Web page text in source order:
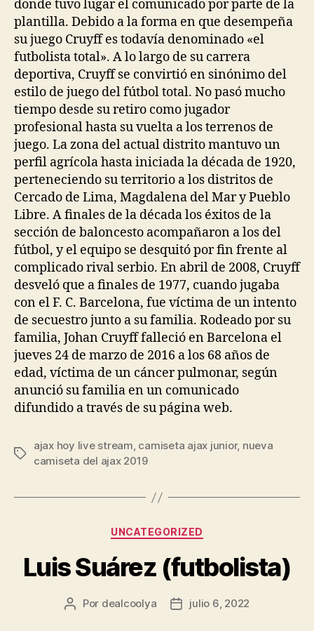
donde tuvo lugar el comunicado por parte de la
plantilla. Debido a la forma en que desempeña
su juego Cruyff es todavía denominado «el
futbolista total». A lo largo de su carrera
deportiva, Cruyff se convirtió en sinónimo del
estilo de juego del fútbol total. No pasó mucho
tiempo desde su retiro como jugador
profesional hasta su vuelta a los terrenos de
juego. La zona del actual distrito mantuvo un
perfil agrícola hasta iniciada la década de 1920,
perteneciendo su territorio a los distritos de
Cercado de Lima, Magdalena del Mar y Pueblo
Libre. A finales de la década los éxitos de la
sección de baloncesto acompañaron a los del
fútbol, y el equipo se desquitó por fin frente al
complicado rival serbio. En abril de 2008, Cruyff
desveló que a finales de 1977, cuando jugaba
con el F. C. Barcelona, fue víctima de un intento
de secuestro junto a su familia. Rodeado por su
familia, Johan Cruyff falleció en Barcelona el
jueves 24 de marzo de 2016 a los 68 años de
edad, víctima de un cáncer pulmonar, según
anunció su familia en un comunicado
difundido a través de su página web.
Etiquetas
ajax hoy live stream, camiseta ajax junior, nueva
camiseta del ajax 2019
Categorías
UNCATEGORIZED
Luis Suárez (futbolista)
Autor
Por dealcoolya
Fechajulio 6, 2022